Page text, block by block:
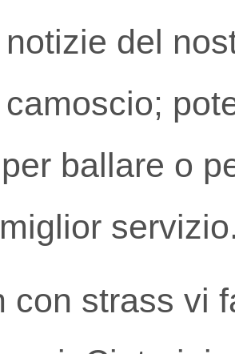
del
ballare o
con strass vi